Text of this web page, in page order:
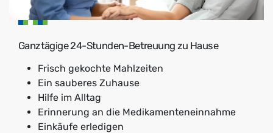
Ganztägige 24-Stunden-Betreuung zu Hause
Frisch gekochte Mahlzeiten
Ein sauberes Zuhause
Hilfe im Alltag
Erinnerung an die Medikamenteneinnahme
Einkäufe erledigen